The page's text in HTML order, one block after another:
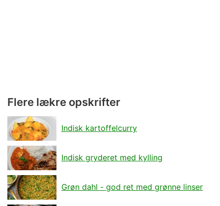
Flere lækre opskrifter
Indisk kartoffelcurry
Indisk gryderet med kylling
Grøn dahl - god ret med grønne linser